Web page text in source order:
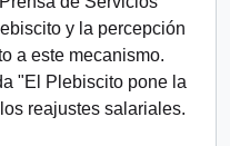
y la percepción
a este mecanismo.
"El Plebiscito pone la
reajustes salariales.